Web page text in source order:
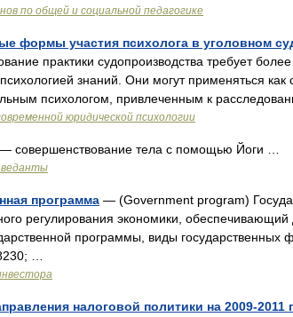
по общей и социальной педагогике
формы участия психолога в уголовном
практики судопроизводства требует
знаний. Они могут применяться как
психологом, привлеченным к
юридической психологии
— совершенствование тела с помощью Йоги …
веданты
программа — (Government program)
регулирования экономики,
программы, виды
…
налоговой политики на 2009-2011